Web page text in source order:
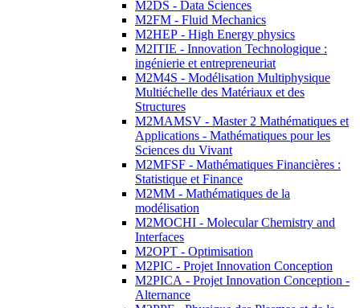
M2DS - Data Sciences
M2FM - Fluid Mechanics
M2HEP - High Energy physics
M2ITIE - Innovation Technologique :
ingénierie et entrepreneuriat
M2M4S - Modélisation Multiphysique
Multiéchelle des Matériaux et des
Structures
M2MAMSV - Master 2 Mathématiques et
Applications - Mathématiques pour les
Sciences du Vivant
M2MFSF - Mathématiques Financières :
Statistique et Finance
M2MM - Mathématiques de la
modélisation
M2MOCHI - Molecular Chemistry and
Interfaces
M2OPT - Optimisation
M2PIC - Projet Innovation Conception
M2PICA - Projet Innovation Conception -
Alternance